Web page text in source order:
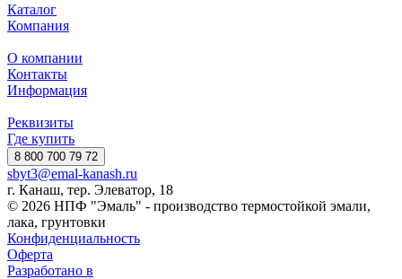
Каталог
Компания
О компании
Контакты
Информация
Реквизиты
Где купить
8 800 700 79 72
sbyt3@emal-kanash.ru
г. Канаш, тер. Элеватор, 18
© 2026 НПФ "Эмаль" - производство термостойкой эмали,
лака, грунтовки
Конфиденциальность
Оферта
Разработано в